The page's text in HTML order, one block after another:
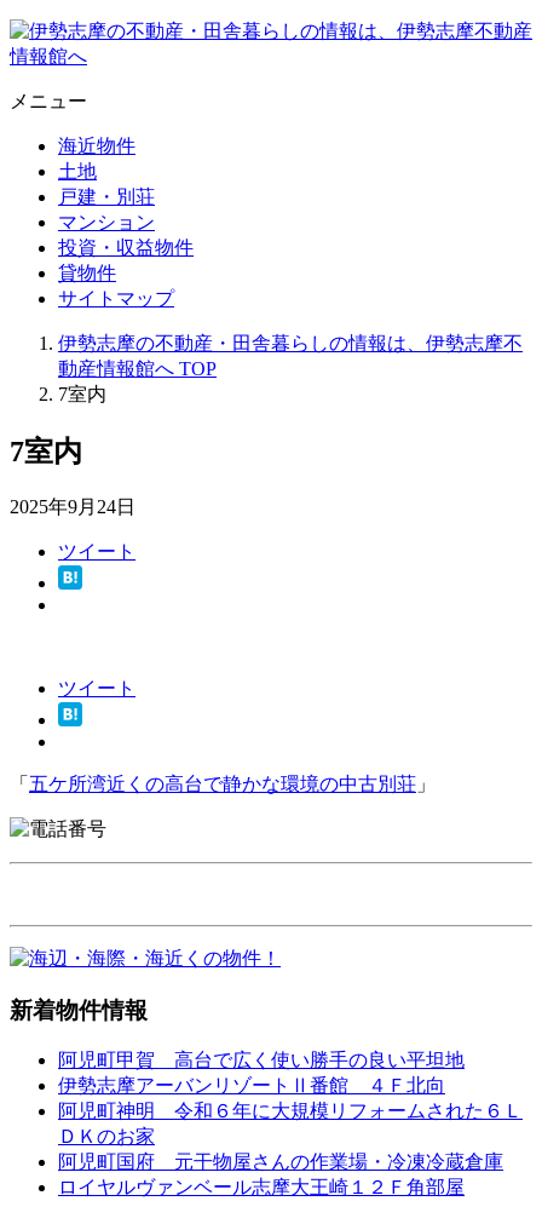
メニュー
海近物件
土地
戸建・別荘
マンション
投資・収益物件
貸物件
サイトマップ
伊勢志摩の不動産・田舎暮らしの情報は、伊勢志摩不
動産情報館へ TOP
7室内
7室内
2025年9月24日
ツイート
ツイート
「 五ケ所湾近くの高台で静かな環境の中古別荘 」
新着物件情報
阿児町甲賀 高台で広く使い勝手の良い平坦地
伊勢志摩アーバンリゾートⅡ番館 ４Ｆ北向
阿児町神明 令和６年に大規模リフォームされた６Ｌ
ＤＫのお家
阿児町国府 元干物屋さんの作業場・冷凍冷蔵倉庫
ロイヤルヴァンベール志摩大王崎１２Ｆ角部屋